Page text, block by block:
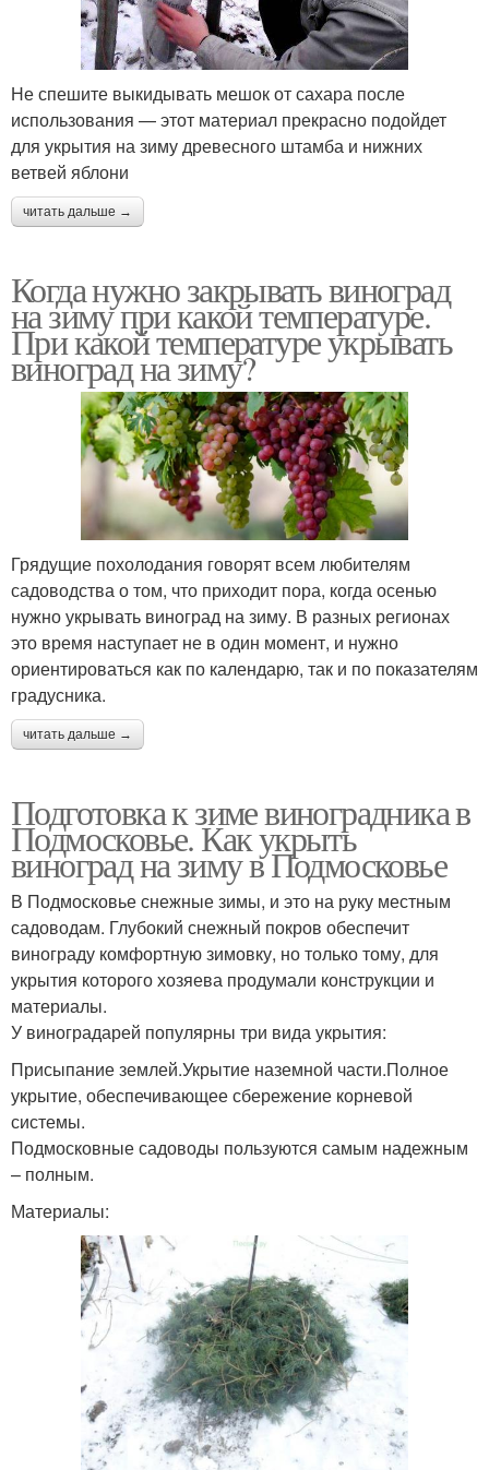
Не спешите выкидывать мешок от сахара после
использования — этот материал прекрасно подойдет
для укрытия на зиму древесного штамба и нижних
ветвей яблони
читать дальше →
Когда нужно закрывать виноград
на зиму при какой температуре.
При какой температуре укрывать
виноград на зиму?
Грядущие похолодания говорят всем любителям
садоводства о том, что приходит пора, когда осенью
нужно укрывать виноград на зиму. В разных регионах
это время наступает не в один момент, и нужно
ориентироваться как по календарю, так и по показателям
градусника.
читать дальше →
Подготовка к зиме виноградника в
Подмосковье. Как укрыть
виноград на зиму в Подмосковье
В Подмосковье снежные зимы, и это на руку местным
садоводам. Глубокий снежный покров обеспечит
винограду комфортную зимовку, но только тому, для
укрытия которого хозяева продумали конструкции и
материалы.
У виноградарей популярны три вида укрытия:
Присыпание землей.Укрытие наземной части.Полное
укрытие, обеспечивающее сбережение корневой
системы.
Подмосковные садоводы пользуются самым надежным
– полным.
Материалы: